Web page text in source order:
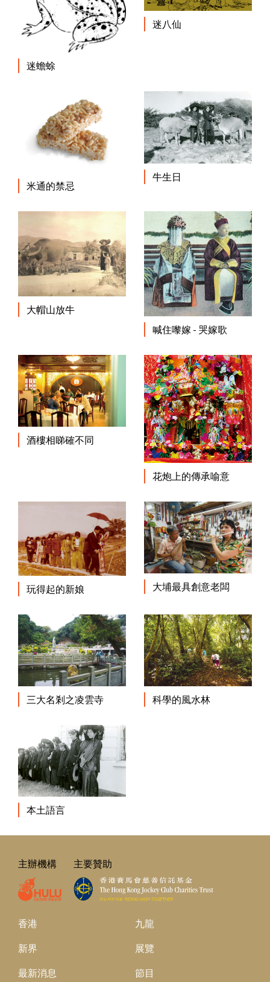
迷蟾蜍
迷八仙
米通的禁忌
牛生日
大帽山放牛
喊住嚟嫁 - 哭嫁歌
酒樓相睇確不同
花炮上的傳承喻意
玩得起的新娘 大埔最具創意老闆
三大名剎之凌雲寺 科學的風水林
本土語言
主辦機構 主要贊助
香港 九龍
新界 展覽
最新消息 節目